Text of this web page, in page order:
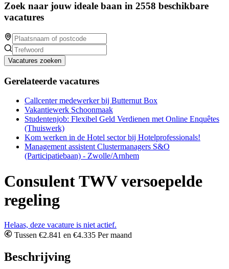
Zoek naar jouw ideale baan in 2558 beschikbare
vacatures
Vacatures zoeken
Gerelateerde vacatures
Callcenter medewerker bij Butternut Box
Vakantiewerk Schoonmaak
Studentenjob: Flexibel Geld Verdienen met Online Enquêtes
(Thuiswerk)
Kom werken in de Hotel sector bij Hotelprofessionals!
Management assistent Clustermanagers S&O
(Participatiebaan) - Zwolle/Arnhem
Consulent TWV versoepelde
regeling
Helaas, deze vacature is niet actief.
Tussen €2.841 en €4.335 Per maand
Beschrijving